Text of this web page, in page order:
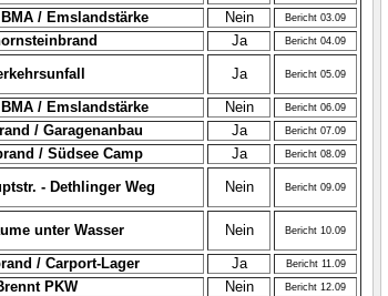
/ Emslandstärke Nein Bericht 03.09
Ja Bericht 04.09
Ja Bericht 05.09
/ Emslandstärke Nein Bericht 06.09
/ Garagenanbau Ja Bericht 07.09
/ Südsee Camp Ja Bericht 08.09
- Dethlinger Weg Nein Bericht 09.09
unter Wasser Nein Bericht 10.09
/ Carport-Lager Ja Bericht 11.09
PKW Nein Bericht 12.09